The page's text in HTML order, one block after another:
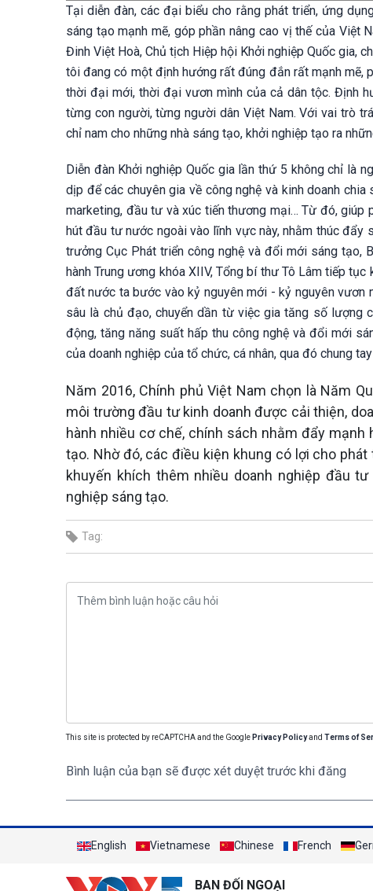
Tại diễn đàn, các đại biểu cho rằng phát triển, ứng
sáng tạo mạnh mẽ, góp phần nâng cao vị thế của
Đinh Việt Hoà, Chủ tịch Hiệp hội Khởi nghiệp Quốc gia,
tôi đang có một định hướng rất đúng đắn rất mạnh
thời đại mới, thời đại vươn mình của cả dân tộc. Định
từng con người, từng người dân Việt Nam. Với vai trò
chỉ nam cho những nhà sáng tạo, khởi nghiệp tạo ra
Diễn đàn Khởi nghiệp Quốc gia lần thứ 5 không chỉ là
dịp để các chuyên gia về công nghệ và kinh doanh
marketing, đầu tư và xúc tiến thương mại… Từ đó, giúp
hút đầu tư nước ngoài vào lĩnh vực này, nhằm thúc đẩy
trưởng Cục Phát triển công nghệ và đổi mới sáng tạo,
hành Trung ương khóa XIIV, Tổng bí thư Tô Lâm tiếp
đất nước ta bước vào kỷ nguyên mới - kỷ nguyên vươn
sâu là chủ đạo, chuyển dần từ việc gia tăng số lượng
động, tăng năng suất hấp thu công nghệ và đổi mới
của doanh nghiệp của tổ chức, cá nhân, qua đó chung
Năm 2016, Chính phủ Việt Nam chọn là Năm
môi trường đầu tư kinh doanh được cải thiện,
hành nhiều cơ chế, chính sách nhằm đẩy
tạo. Nhờ đó, các điều kiện khung có lợi cho
khuyến khích thêm nhiều doanh nghiệp đầu
nghiệp sáng tạo.
Tag:
This site is protected by reCAPTCHA and the Google Privacy Policyand Terms of
Bình luận của bạn sẽ được xét duyệt trước khi đăng
English Vietnamese Chinese French
BAN ĐỐI NGOẠI